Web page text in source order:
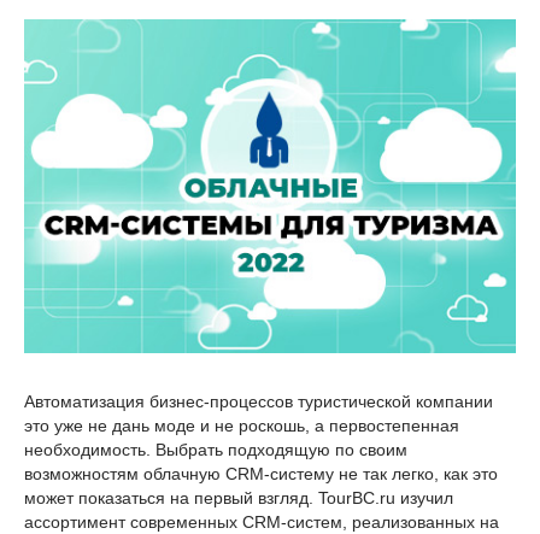
Автоматизация бизнес-процессов туристической компании
это уже не дань моде и не роскошь, а первостепенная
необходимость. Выбрать подходящую по своим
возможностям облачную CRM-систему не так легко, как это
может показаться на первый взгляд. TourBC.ru изучил
ассортимент современных CRM-систем, реализованных на